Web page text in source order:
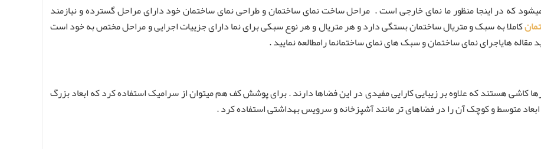
که در اینجا منظور ما نمای خارجی است . مراحل ساخت نمای ساختمان و طراحی نمای ساختمان خود دارای مراحل گسترده و نیازمند
کاملا به سبک و متریال ساختمان بستگی دارد و هر متریال و هر نوع سبکی برای نما دارای جزییات اجرایی و مراحل مختص به خود است
هایاجرای نمای ساختمان و سبک های نمای ساختمانما رامطالعه نمایید .
کاشی هستند که علاوه بر زیبایی کارایی مفیدی در این فضاها دارند . برای پوشش کف هم میتوان از سرامیک استفاده کرد که ابعاد بزرگ
متوسط و کوچک آن را در فضاهای تر مانند آشپزخانه و سرویس بهداشتی استفاده کرد .